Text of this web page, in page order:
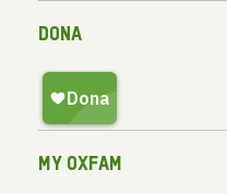
Dona
My Oxfam